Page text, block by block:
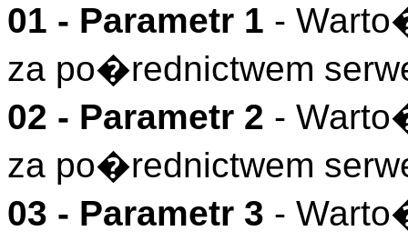
01 - Parametr 1 -
za po�rednictwem
02 - Parametr 2 -
za po�rednictwem
03 - Parametr 3 -